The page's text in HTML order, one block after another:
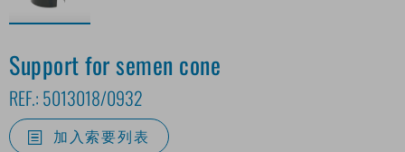
Support for semen cone
REF.: 5013018/0932
加入索要列表